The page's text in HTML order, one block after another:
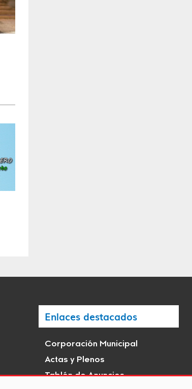
Enlaces destacados
Corporación Municipal
Actas y Plenos
Tablón de Anuncios